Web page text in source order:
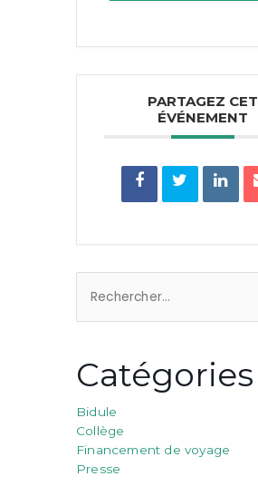
PARTAGEZ CET
ÉVÉNEMENT
Rechercher :
Catégories
Bidule
Collège
Financement de voyage
Presse